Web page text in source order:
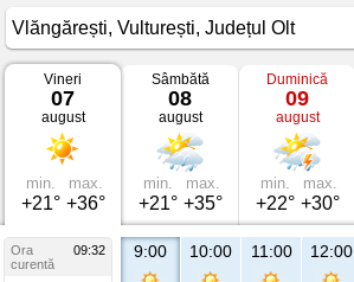
Vremea
Vlăngărești
Vulturești,
Județul
Vineri
07
august
min.
+21°
max.
+36°
Sâmbătă
08
august
min.
+21°
max.
+35°
Duminică
09
august
min.
+22°
max.
+30°
Ora
09:32
curentă
9:00 10:00 11:00 12:00